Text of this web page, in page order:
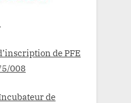
.
de PFE
008
de